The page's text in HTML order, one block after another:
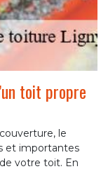
toit propre
le
et importantes
votre toit. En